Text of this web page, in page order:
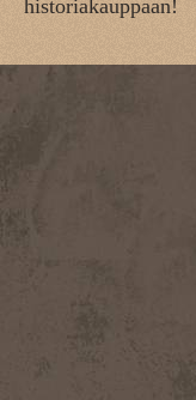
historiakauppaan!